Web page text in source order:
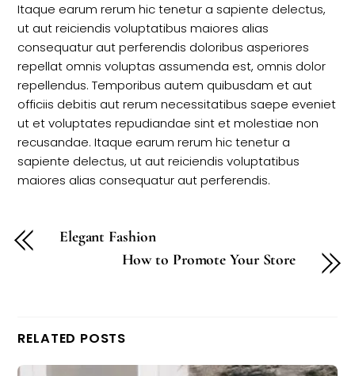
Itaque earum rerum hic tenetur a sapiente delectus,
ut aut reiciendis voluptatibus maiores alias
consequatur aut perferendis doloribus asperiores
repellat omnis voluptas assumenda est, omnis dolor
repellendus. Temporibus autem quibusdam et aut
officiis debitis aut rerum necessitatibus saepe eveniet
ut et voluptates repudiandae sint et molestiae non
recusandae. Itaque earum rerum hic tenetur a
sapiente delectus, ut aut reiciendis voluptatibus
maiores alias consequatur aut perferendis.
Elegant Fashion
How to Promote Your Store
RELATED POSTS